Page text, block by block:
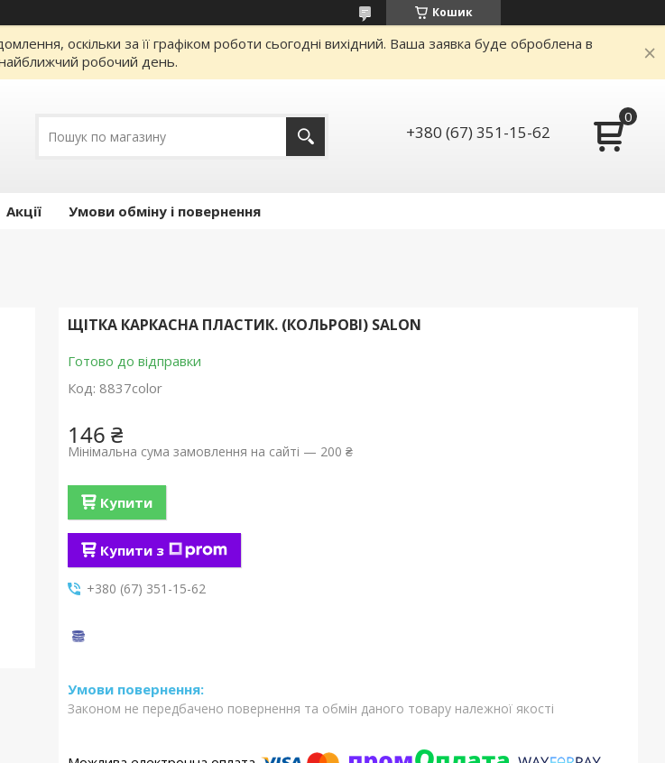
Кошик
оскільки за її графіком роботи сьогодні вихідний. Ваша заявка буде оброблена в
робочий день.
+380 (67) 351-15-62
Акції Умови обміну і повернення
ЩІТКА КАРКАСНА ПЛАСТИК. (КОЛЬРОВІ) SALON
Готово до відправки
Код: 8837color
146 ₴
Мінімальна сума замовлення на сайті — 200 ₴
Купити
Купити з
+380 (67) 351-15-62
Законом не передбачено повернення та обмін даного товару належної якості